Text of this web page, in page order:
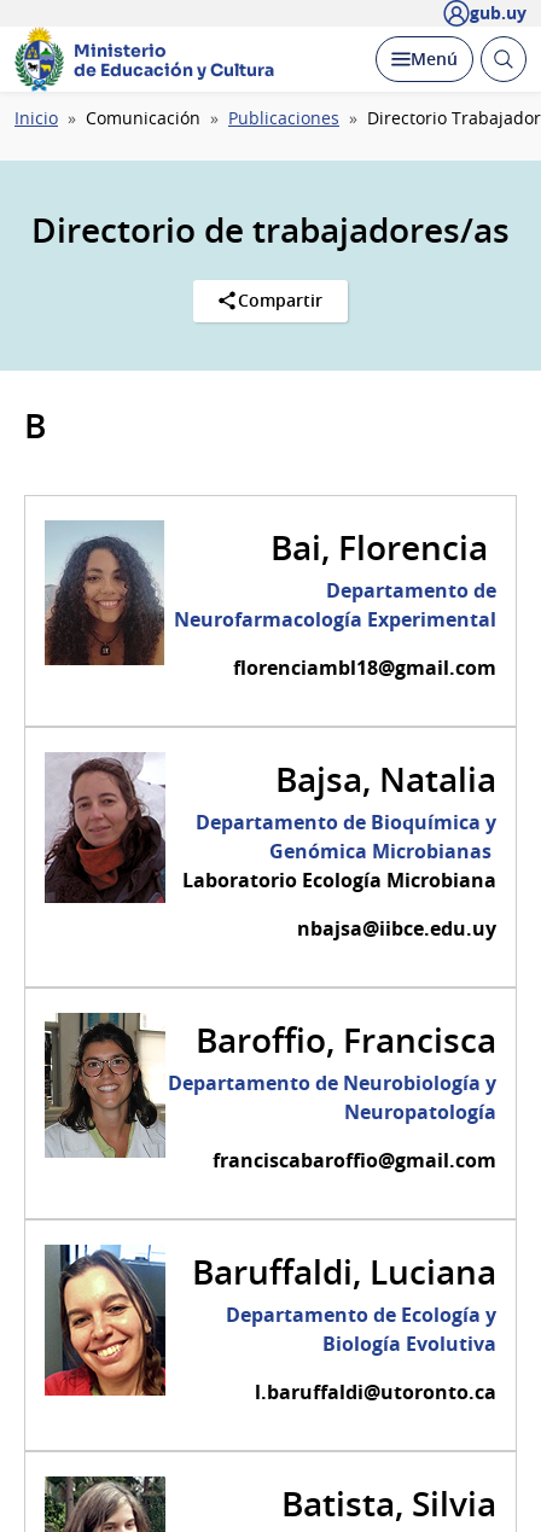
gub.uy
Ministerio
de Educación y Cultura
Desplegar
Menú Abrir
Ruta
navegación
Inicio Comunicación Publicaciones Directorio
Directorio de trabajadores/as
Compartir
B
Bai, Florencia
Departamento de
Neurofarmacología Experimental
florenciambl18@gmail.com
Bajsa, Natalia
Departamento de Bioquímica y
Genómica Microbianas
Laboratorio Ecología Microbiana
nbajsa@iibce.edu.uy
Baroffio, Francisca
Departamento de Neurobiología y
Neuropatología
franciscabaroffio@gmail.com
Baruffaldi, Luciana
Departamento de Ecología y
Biología Evolutiva
l.baruffaldi@utoronto.ca
Batista, Silvia